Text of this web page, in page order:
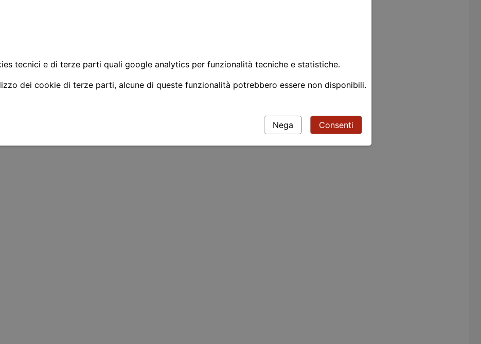
tecnici e di terze parti quali google analytics per funzionalità tecniche e statistiche.
dei cookie di terze parti, alcune di queste funzionalità potrebbero essere non disponibili.
Nega Consenti